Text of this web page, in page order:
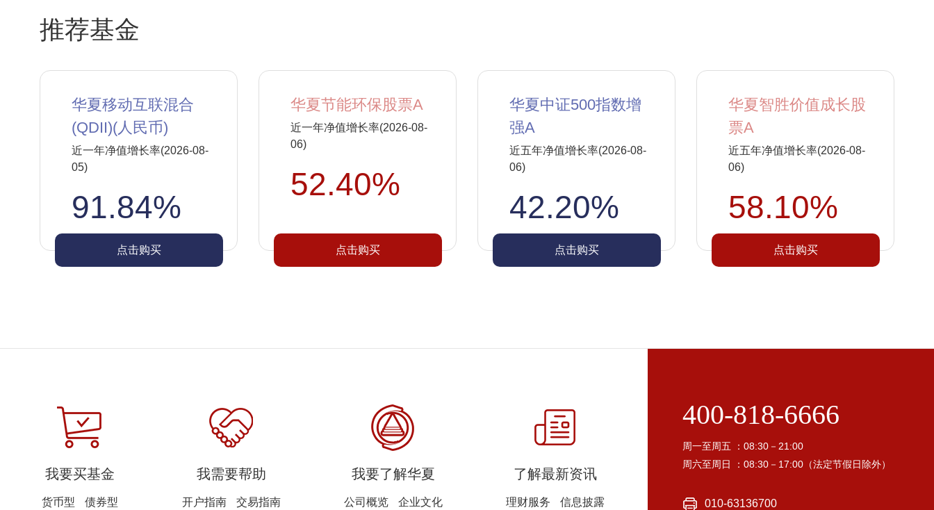
推荐基金
华夏移动互联混合
(QDII)(人民币)
近一年净值增长率(2026-08-
05)
91.84%
点击购买
华夏节能环保股票A
近一年净值增长率(2026-08-
06)
52.40%
点击购买
华夏中证500指数增
强A
近五年净值增长率(2026-08-
06)
42.20%
点击购买
华夏智胜价值成长股
票A
近五年净值增长率(2026-08-
06)
58.10%
点击购买
我要买基金
货币型
债券型
我需要帮助
开户指南
交易指南
我要了解华夏
公司概览
企业文化
了解最新资讯
理财服务
信息披露
400-818-6666
周一至周五 ：08:30－21:00
周六至周日 ：08:30－17:00（法定节假日除外）
010-63136700